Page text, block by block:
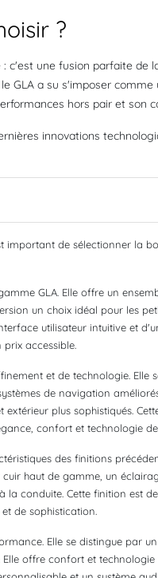
?
: c'est une fusion parfaite de
GLA a su s'imposer
hors pair et son
innovations
important de sélectionner la
GLA. Elle offre un
un choix idéal pour les
utilisateur intuitive et
accessible.
et de technologie. Elle
de navigation
plus sophistiqués.
confort et technologie
des finitions
haut de gamme, un
conduite. Cette finition est
de sophistication.
Elle se distingue par
offre confort et technologie